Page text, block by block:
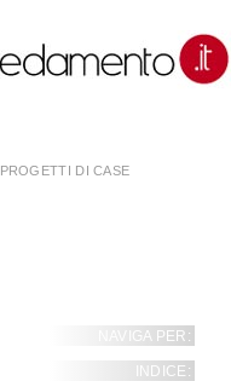
PROGETTI DI CASE
NAVIGA PER:
INDICE: